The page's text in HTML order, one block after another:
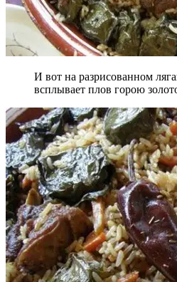
И вот на разрисованном
всплывает плов горою